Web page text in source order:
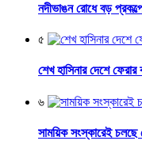
নদীভাঙন রোধে বড়
৫
শেখ হাসিনার দেশে
৬
সাময়িক সংস্কারেই